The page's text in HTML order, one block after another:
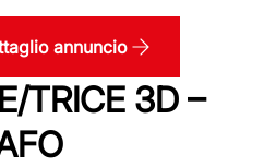
annuncio
TRICE 3D –